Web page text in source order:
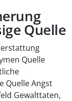
Quelle
Quelle
Quelle Angst
Gewalttaten,